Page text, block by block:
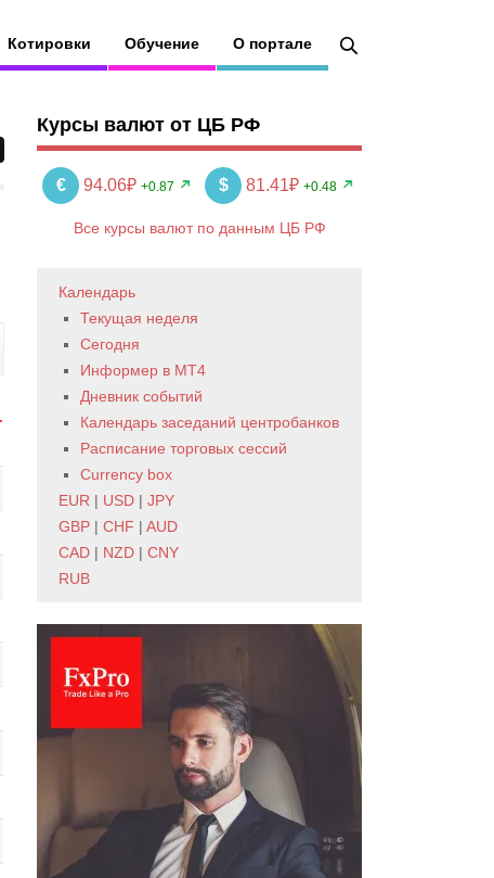
Котировки Обучение О портале
Курсы валют от ЦБ РФ
€ 94.06₽ +0.87 $ 81.41₽ +0.48
Все курсы валют по данным ЦБ РФ
Календарь
Текущая неделя
Сегодня
Информер в MT4
Дневник событий
Календарь заседаний центробанков
Расписание торговых сессий
Currency box
EUR | USD | JPY
GBP | CHF | AUD
CAD | NZD | CNY
RUB